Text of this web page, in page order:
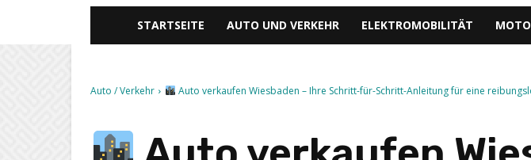
STARTSEITE AUTO UND VERKEHR ELEKTROMOBILITÄT
Auto / Verkehr Auto verkaufen Wiesbaden – Ihre Schritt-für-Schritt-Anleitung für eine